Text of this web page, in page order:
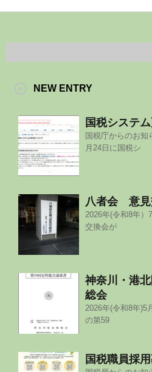
NEW ENTRY
国税システ
国税庁からのお知
月24日に国税シ
八者会 意見
2026年(令和8年
交換会が
神奈川・港
総会
2026年(令和8年
の第59
国税職員採